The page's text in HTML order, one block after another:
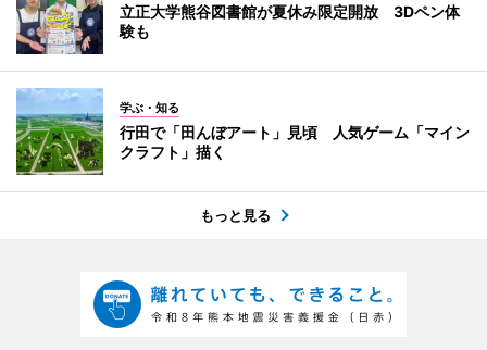
立正大学熊谷図書館が夏休み限定開放 3Dペン体
験も
学ぶ・知る
行田で「田んぼアート」見頃 人気ゲーム「マイン
クラフト」描く
もっと見る